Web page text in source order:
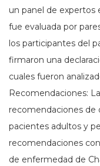
un panel de expertos
fue evaluada por
los participantes del
firmaron una
cuales fueron
Recomendaciones:
recomendaciones de
pacientes adultos y
recomendaciones
de enfermedad de